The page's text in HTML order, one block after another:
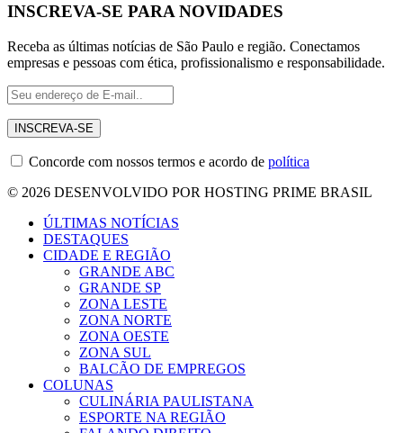
INSCREVA-SE PARA NOVIDADES
Receba as últimas notícias de São Paulo e região. Conectamos
empresas e pessoas com ética, profissionalismo e responsabilidade.
Concorde com nossos termos e acordo de política
© 2026 DESENVOLVIDO POR HOSTING PRIME BRASIL
ÚLTIMAS NOTÍCIAS
DESTAQUES
CIDADE E REGIÃO
GRANDE ABC
GRANDE SP
ZONA LESTE
ZONA NORTE
ZONA OESTE
ZONA SUL
BALCÃO DE EMPREGOS
COLUNAS
CULINÁRIA PAULISTANA
ESPORTE NA REGIÃO